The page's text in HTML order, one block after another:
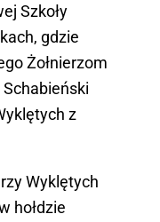
Szkoły
gdzie
Żołnierzom
z
Wyklętych
hołdzie